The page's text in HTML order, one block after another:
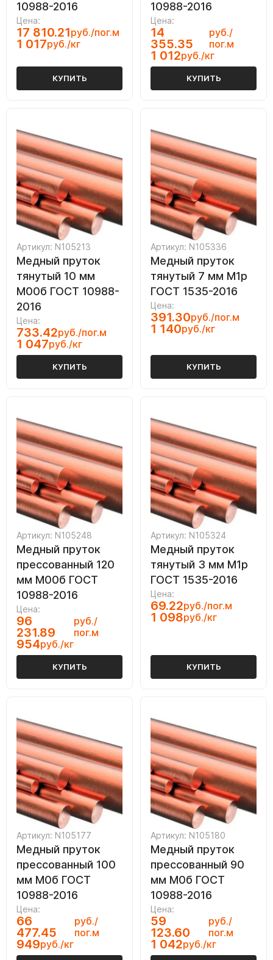
10988-2016
Цена:
17 810.21руб./пог.м
1 017руб./кг
КУПИТЬ
10988-2016
Цена:
14
355.35
руб./
пог.м
1 012руб./кг
КУПИТЬ
Артикул: N105213
Медный пруток
тянутый 10 мм
М00б ГОСТ 10988-
2016
Цена:
733.42руб./пог.м
1 047руб./кг
КУПИТЬ
Артикул: N105336
Медный пруток
тянутый 7 мм М1р
ГОСТ 1535-2016
Цена:
391.30руб./пог.м
1 140руб./кг
КУПИТЬ
Артикул: N105248
Медный пруток
прессованный 120
мм М00б ГОСТ
10988-2016
Цена:
96
231.89
руб./
пог.м
954руб./кг
КУПИТЬ
Артикул: N105324
Медный пруток
тянутый 3 мм М1р
ГОСТ 1535-2016
Цена:
69.22руб./пог.м
1 098руб./кг
КУПИТЬ
Артикул: N105177
Медный пруток
прессованный 100
мм М0б ГОСТ
10988-2016
Цена:
66
477.45
руб./
пог.м
949руб./кг
Артикул: N105180
Медный пруток
прессованный 90
мм М0б ГОСТ
10988-2016
Цена:
59
123.60
руб./
пог.м
1 042руб./кг